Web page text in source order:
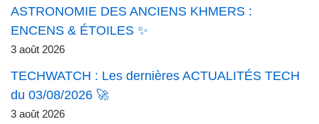
ASTRONOMIE DES ANCIENS KHMERS :
ENCENS & ÉTOILES ✨
3 août 2026
TECHWATCH : Les dernières ACTUALITÉS TECH
du 03/08/2026 🚀
3 août 2026